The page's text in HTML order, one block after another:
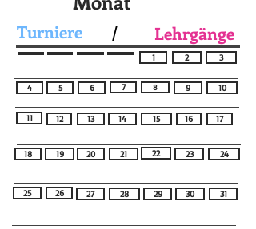
Turniere / Lehrgänge
1 2 3
4 5 6 7 8 9 10
11 12 13 14 15 16 17
18 19 20 21 22 23 24
25 26 27 28 29 30 31